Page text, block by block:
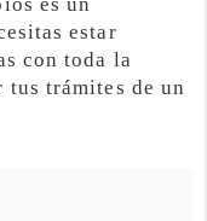
estar
con toda la
tus trámites de un